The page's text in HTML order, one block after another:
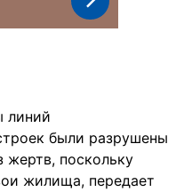
линий
были разрушены
жертв, поскольку
жилища, передает